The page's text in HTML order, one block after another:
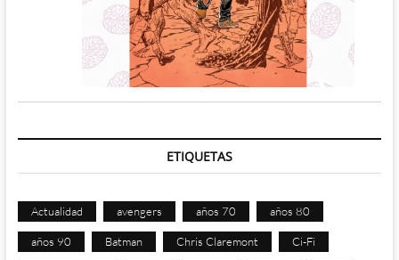
ETIQUETAS
Actualidad avengers años 70 años 80
años 90 Batman Chris Claremont Ci-Fi